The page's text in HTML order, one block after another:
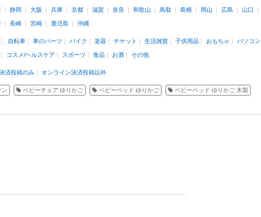
静岡 大阪 兵庫 京都 滋賀 奈良 和歌山 鳥取 島根 岡山 広島 山口
長崎 宮崎 鹿児島 沖縄
自転車 車のパーツ バイク 楽器 チケット 生活雑貨 子供用品 おもちゃ パソコン
コスメ/ヘルスケア スポーツ 食品 お酒 その他
済投稿のみ オンライン決済投稿以外
ン ベビーチェア ゆりかご ベビーベッド ゆりかご ベビーベッド ゆりかご 木製